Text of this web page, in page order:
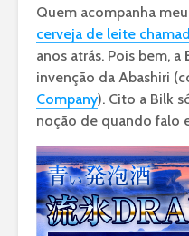
Quem acompanha
cerveja de leite
anos atrás. Pois bem, a
invenção da Abashiri
Company). Cito a Bilk
noção de quando falo